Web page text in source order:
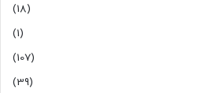
(18)
(1)
(107)
(39)